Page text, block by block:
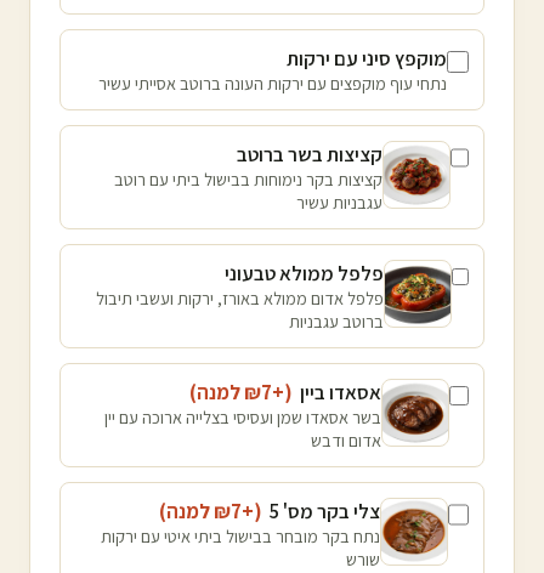
מוקפץ סיני עם ירקות
נתחי עוף מוקפצים עם ירקות העונה ברוטב אסייתי עשיר
קציצות בשר ברוטב
קציצות בקר נימוחות בבישול ביתי עם רוטב
עגבניות עשיר
פלפל ממולא טבעוני
פלפל אדום ממולא באורז, ירקות ועשבי תיבול
ברוטב עגבניות
אסאדו ביין (+₪
7 למנה)
בשר אסאדו שמן ועסיסי בצלייה ארוכה עם יין
אדום ודבש
צלי בקר מס' 5 (+₪
7 למנה)
נתח בקר מובחר בבישול ביתי איטי עם ירקות
שורש